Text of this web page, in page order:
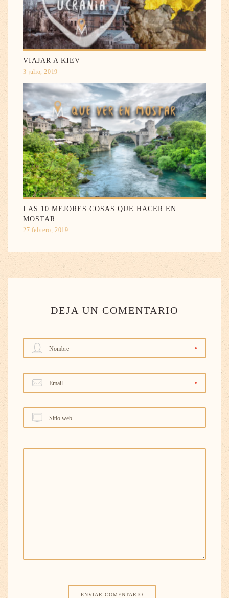
VIAJAR A KIEV
3 julio, 2019
LAS 10 MEJORES COSAS QUE HACER EN
MOSTAR
27 febrero, 2019
DEJA UN COMENTARIO
Nombre
Email
Sitio web